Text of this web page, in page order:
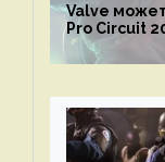
Valve
Pro Circuit